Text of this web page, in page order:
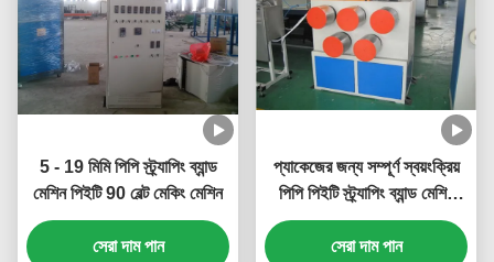
5 - 19 মিমি পিপি স্ট্র্যাপিং ব্যান্ড
মেশিন পিইটি 90 বেল্ট মেকিং মেশিন
সেরা দাম পান
প্যাকেজের জন্য সম্পূর্ণ স্বয়ংক্রিয়
পিপি পিইটি স্ট্র্যাপিং ব্যান্ড মেশিন
পিসি নিয়ন্ত্রণ
সেরা দাম পান